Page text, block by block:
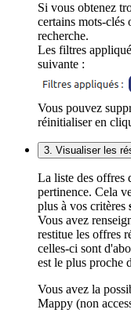
Si vous obtenez
certains mots-clés
recherche.
Les filtres
suivante :
Vous pouvez
réinitialiser en
3. Visualiser les
La liste des offres
pertinence. Cela
plus à vos critères
Vous avez
restitue les offres
celles-ci sont
est le plus proche
Vous avez la
Mappy (non